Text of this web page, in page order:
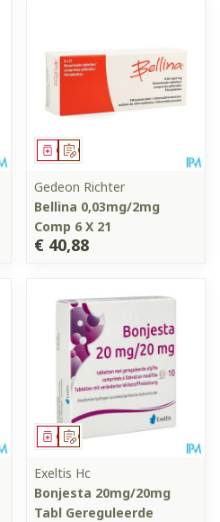
Op voorschrift
Geneesmiddel
Gedeon Richter
Bellina 0,03mg/2mg
Comp 6 X 21
€ 40,88
Op voorschrift
Geneesmiddel
Exeltis Hc
Bonjesta 20mg/20mg
Tabl Gereguleerde